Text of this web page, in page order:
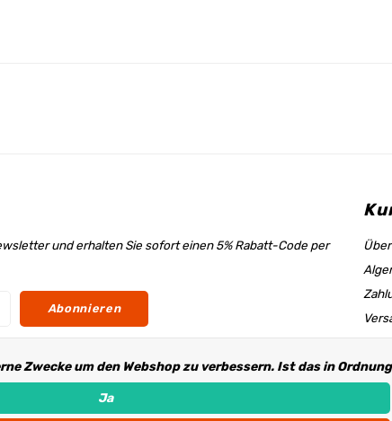
und erhalten Sie sofort einen 5% Rabatt-Code per
Abonnieren
Zwecke um den Webshop zu verbessern. Ist das in
Ja